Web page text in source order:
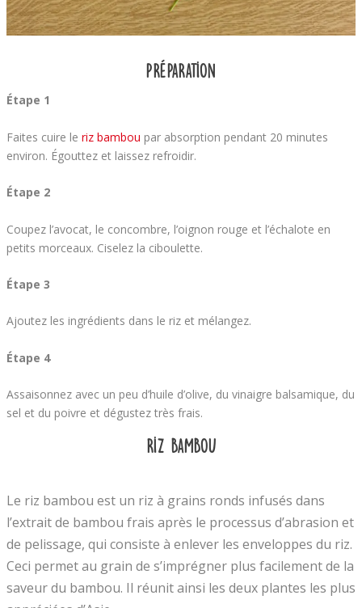
Préparation
Étape 1
Faites cuire le riz bambou par absorption pendant 20 minutes
environ. Égouttez et laissez refroidir.
Étape 2
Coupez l’avocat, le concombre, l’oignon rouge et l’échalote en
petits morceaux. Ciselez la ciboulette.
Étape 3
Ajoutez les ingrédients dans le riz et mélangez.
Étape 4
Assaisonnez avec un peu d’huile d’olive, du vinaigre balsamique, du
sel et du poivre et dégustez très frais.
Riz Bambou
Le riz bambou est un riz à grains ronds infusés dans
l’extrait de bambou frais après le processus d’abrasion et
de pelissage, qui consiste à enlever les enveloppes du riz.
Ceci permet au grain de s’imprégner plus facilement de la
saveur du bambou. Il réunit ainsi les deux plantes les plus